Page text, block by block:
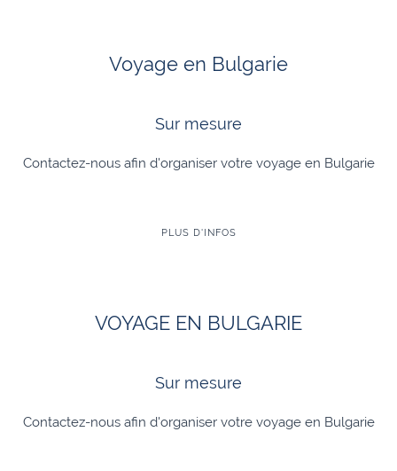
Voyage en Bulgarie
Sur mesure
Contactez-nous afin d'organiser votre voyage en Bulgarie
PLUS D'INFOS
VOYAGE EN BULGARIE
Sur mesure
Contactez-nous afin d'organiser votre voyage en Bulgarie